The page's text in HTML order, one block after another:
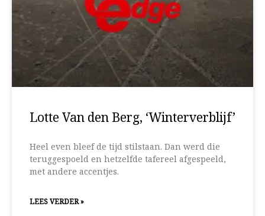
Lotte Van den Berg, ‘Winterverblijf’
Heel even bleef de tijd stilstaan. Dan werd die
teruggespoeld en hetzelfde tafereel afgespeeld,
met andere accentjes.
LEES VERDER »